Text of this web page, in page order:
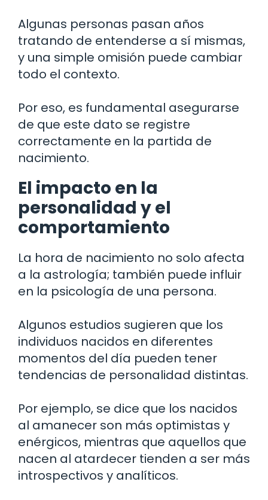
Algunas personas pasan años
tratando de entenderse a sí mismas,
y una simple omisión puede cambiar
todo el contexto.
Por eso, es fundamental asegurarse
de que este dato se registre
correctamente en la partida de
nacimiento.
El impacto en la
personalidad y el
comportamiento
La hora de nacimiento no solo afecta
a la astrología; también puede influir
en la psicología de una persona.
Algunos estudios sugieren que los
individuos nacidos en diferentes
momentos del día pueden tener
tendencias de personalidad distintas.
Por ejemplo, se dice que los nacidos
al amanecer son más optimistas y
enérgicos, mientras que aquellos que
nacen al atardecer tienden a ser más
introspectivos y analíticos.